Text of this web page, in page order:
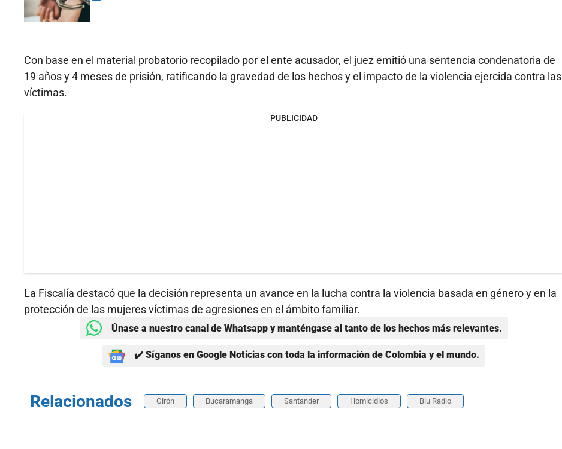
Con base en el material probatorio recopilado por el ente acusador, el juez emitió una sentencia condenatoria de
19 años y 4 meses de prisión, ratificando la gravedad de los hechos y el impacto de la violencia ejercida contra las
víctimas.
PUBLICIDAD
La Fiscalía destacó que la decisión representa un avance en la lucha contra la violencia basada en género y en la
protección de las mujeres víctimas de agresiones en el ámbito familiar.
Únase a nuestro canal de Whatsapp y manténgase al tanto de los hechos más relevantes.
✔️ Síganos en Google Noticias con toda la información de Colombia y el mundo.
Relacionados Girón Bucaramanga Santander Homicidios Blu Radio